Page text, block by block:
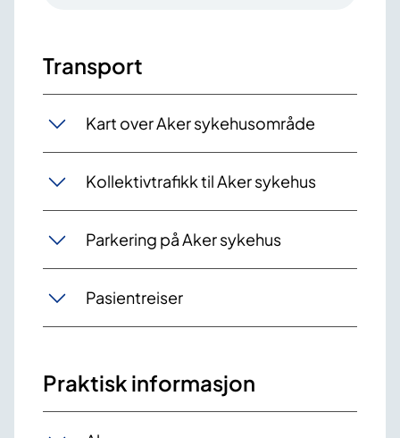
Transport
Kart over Aker sykehusområde
Kollektivtrafikk til Aker sykehus
Parkering på Aker sykehus
Pasientreiser
Praktisk informasjon